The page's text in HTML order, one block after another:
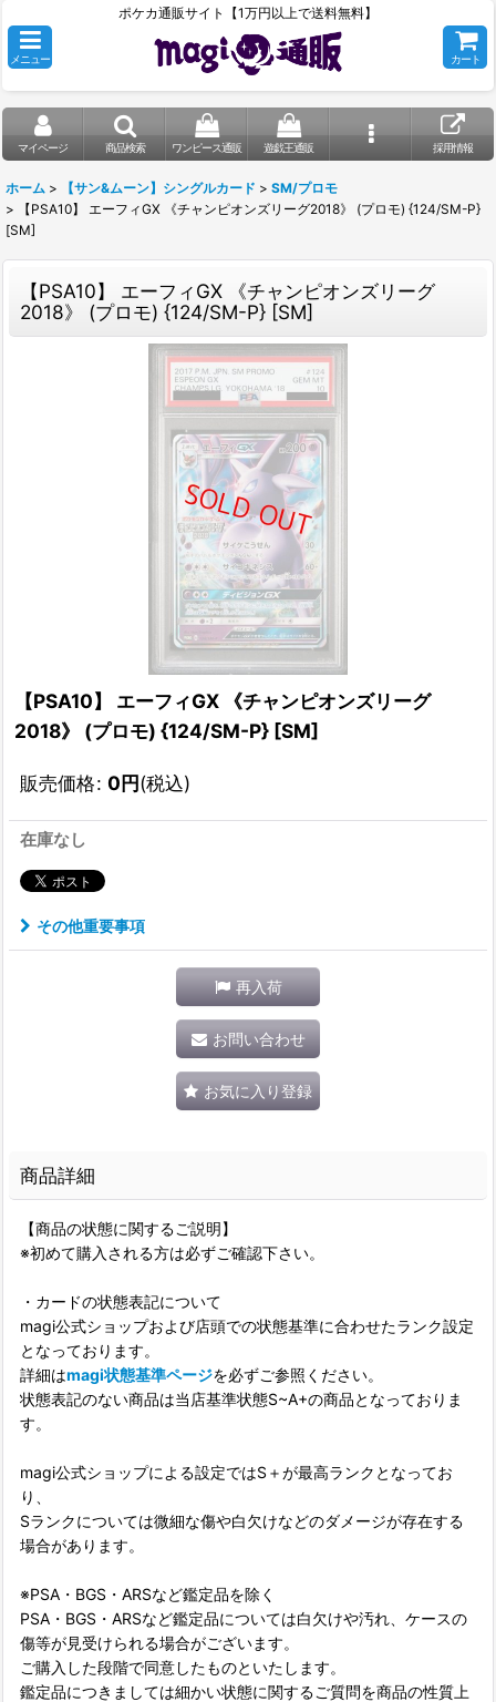
ポケカ通販サイト【1万円以上で送料無料】
メニュー カート
マイページ 商品検索 ワンピース通販 遊戯王通販 採用情報
ホーム > 【サン&ムーン】シングルカード > SM/プロモ
>
【PSA10】 エーフィGX 《チャンピオンズリーグ2018》 (プロモ) {124/SM-P}
[SM]
【PSA10】 エーフィGX 《チャンピオンズリーグ
2018》 (プロモ) {124/SM-P} [SM]
【PSA10】 エーフィGX 《チャンピオンズリーグ
2018》 (プロモ) {124/SM-P} [SM]
販売価格: 0円(税込)
在庫なし
その他重要事項
再入荷
お問い合わせ
お気に入り登録
商品詳細
【商品の状態に関するご説明】
※初めて購入される方は必ずご確認下さい。
・カードの状態表記について
magi公式ショップおよび店頭での状態基準に合わせたランク設定
となっております。
詳細はmagi状態基準ページを必ずご参照ください。
状態表記のない商品は当店基準状態S~A+の商品となっておりま
す。
magi公式ショップによる設定ではS＋が最高ランクとなってお
り、
Sランクについては微細な傷や白欠けなどのダメージが存在する
場合があります。
※PSA・BGS・ARSなど鑑定品を除く
PSA・BGS・ARSなど鑑定品については白欠けや汚れ、ケースの
傷等が見受けられる場合がございます。
ご購入した段階で同意したものといたします。
鑑定品につきましては細かい状態に関するご質問を商品の性質上